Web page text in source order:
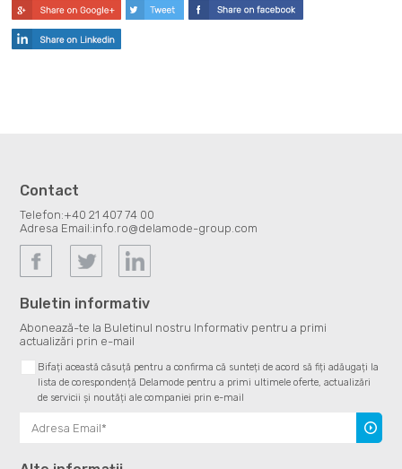
Contact
Telefon:+40 21 407 74 00
Adresa Email:info.ro@delamode-group.com
Buletin informativ
Abonează-te la Buletinul nostru Informativ pentru a primi
actualizări prin e-mail
Bifați această căsuță pentru a confirma că sunteți de acord să fiți adăugați la
lista de corespondență Delamode pentru a primi ultimele oferte, actualizări
de servicii și noutăți ale companiei prin e-mail